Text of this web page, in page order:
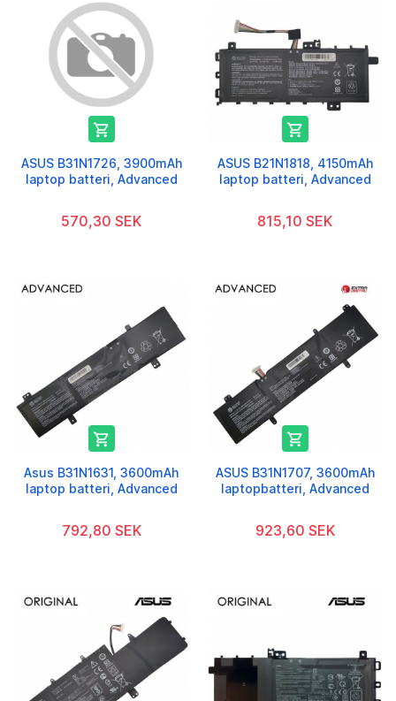

ASUS B31N1726, 3900mAh
laptop batteri, Advanced
570,30 SEK

ASUS B21N1818, 4150mAh
laptop batteri, Advanced
815,10 SEK

Asus B31N1631, 3600mAh
laptop batteri, Advanced
792,80 SEK

ASUS B31N1707, 3600mAh
laptopbatteri, Advanced
923,60 SEK